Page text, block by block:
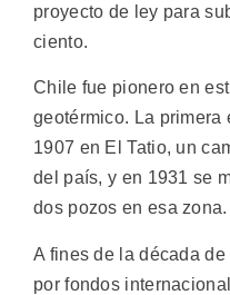
proyecto de ley para
ciento.
Chile fue pionero en
geotérmico. La primera
1907 en El Tatio, un
del país, y en 1931 se
dos pozos en esa zona.
A fines de la década
por fondos